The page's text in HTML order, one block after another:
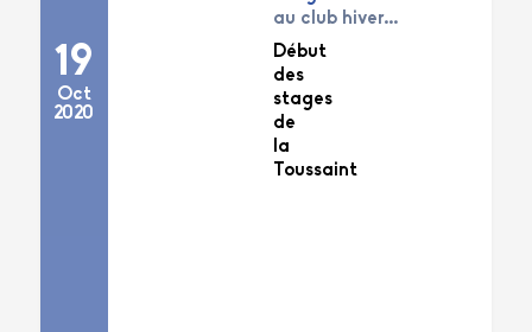
19
Oct
2020
au club hiver...
Début
des
stages
de
la
Toussaint